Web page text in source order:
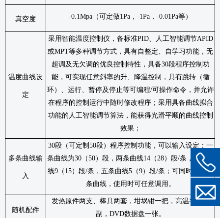
真空度 -0.1Mpa （可定做1Pa ， -1Pa ， -0.01Pa等）
温度曲线设
定
采用智能温度控制仪， 备标准PID、人工智能调节APID
或MPT等多种调节方式，具有自整定、自学习功能，无
超调及无欠调的优良控制特性 ， 具备30段程序控制功
能，可实现任意斜率的升、降温控制，具有跳转（循
环）、运行、暂停及停止等可编程/可操作命令，并允许
在程序的控制运行中随时修改程序；采用具备曲线拟合
功能的人工智能调节算法，能获得光滑平顺的曲线控制
效果；
多条曲线输
入
30段（可定制 50段）程序控制功能，可以输入设定：一
条曲线为30（50）段，两条曲线14（28）段/条，三条曲
线9 （ 15）段/条，五条曲线5 （9）段/条；可同时输入多
条曲线，使用时可任意调用。
随机配件
发热原件两支、棒具两套，坩埚钳一把，高温手套一
副， DVD数据盘一张。